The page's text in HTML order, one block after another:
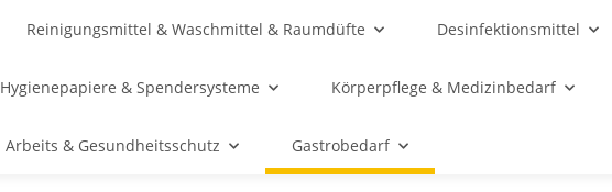
Reinigungsmittel & Waschmittel & Raumdüfte Desinfektionsmittel
Hygienepapiere & Spendersysteme Körperpflege & Medizinbedarf
Arbeits & Gesundheitsschutz Gastrobedarf